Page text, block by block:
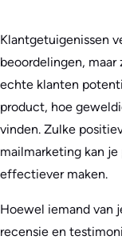
Klantgetuigenissen
beoordelingen,
echte klanten
product, hoe
vinden. Zulke
mailmarketing kan
effectiever maken.
Hoewel iemand van
recensie en